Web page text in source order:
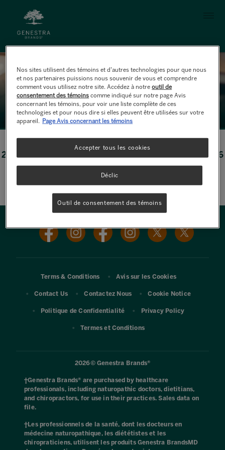
25 Sheppard Avenue West, Toronto, Ontario, M2N 6S6
Couriel:sales@atrium-innovations.com
SOCIAL
Terms & Conditions Avis sur les Cookies
Contact Us Contactez Nous Cookie Notice
Politique de Confidentialité Privacy Policy
Termes et Conditions
2026© Genestra Brands®
†Genestra Brands® are purchased by healthcare
professionals, including naturopathic doctors, dietitians,
and chiropractors, for use in their practices. Sales data on
file.
†Les professionnels de la santé, dont les docteurs en
médecine naturopathique, les diététistes et les
chiropraticiens, utilisent les produits Genestra BrandsMD
Nos sites utilisent des témoins et d’autres technologies pour que nous
et nos partenaires puissions nous souvenir de vous et comprendre
comment vous utilisez notre site. Accédez à notreoutil de
consentement des témoins comme indiqué sur notre page Avis
concernant les témoins, pour voir une liste complète de ces
technologies et pour nous dire si elles peuvent être utilisées sur votre
appareil. Page Avis concernant les témoins
Déclic
Accepter tous les cookies
Outil de consentement des témoins